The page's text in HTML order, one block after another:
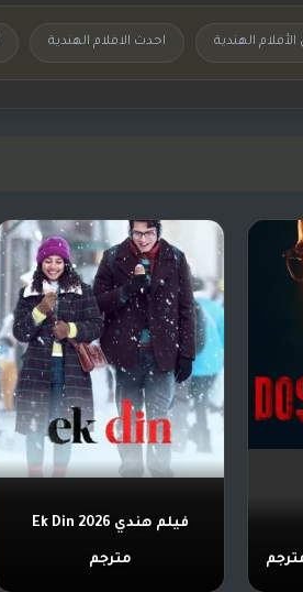
الهندية احدث الافلام الهندية
فيلم هندي Ek Din 2026
مترجم